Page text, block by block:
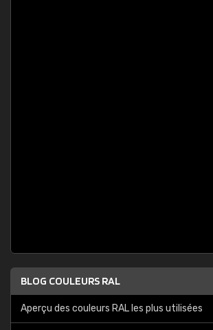
BLOG COULEURS RAL
Aperçu des couleurs RAL les plus utilisées